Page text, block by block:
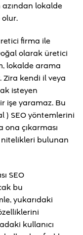
lokalde
olur.
firma ile
olarak üretici
lokalde arama
Zira kendi il veya
isteyen
işe yaramaz. Bu
) SEO yöntemlerini
çıkarması
bulunan
SEO
bu
yukarıdaki
kullanıcı